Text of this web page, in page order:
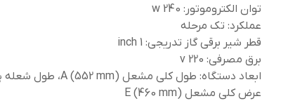
توان الکتروموتور: 240 w
عملکرد: تک مرحله
قطر شیر برقی گاز تدریجی: 1 inch
برق مصرفی: 220 v
عرض کلی مشعل E (460 mm)